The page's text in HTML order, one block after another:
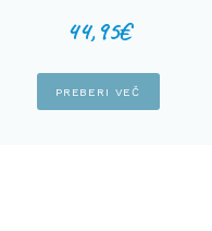
44,95€
PREBERI VEČ